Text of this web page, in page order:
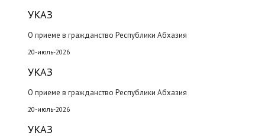
УКАЗ
О приеме в гражданство Республики Абхазия
20-июль-2026
УКАЗ
О приеме в гражданство Республики Абхазия
20-июль-2026
УКАЗ